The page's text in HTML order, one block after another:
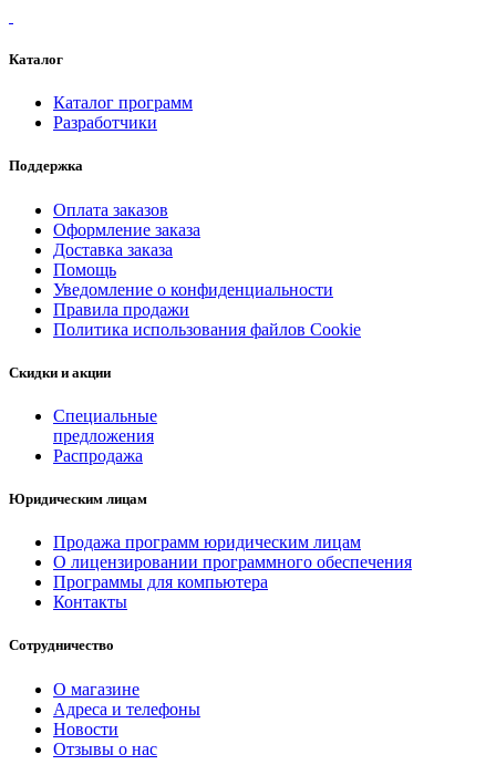
Каталог
Каталог программ
Разработчики
Поддержка
Оплата заказов
Оформление заказа
Доставка заказа
Помощь
Уведомление о конфиденциальности
Правила продажи
Политика использования файлов Cookie
Скидки и акции
Специальные
предложения
Распродажа
Юридическим лицам
Продажа программ юридическим лицам
О лицензировании программного обеспечения
Программы для компьютера
Контакты
Сотрудничество
О магазине
Адреса и телефоны
Новости
Отзывы о нас